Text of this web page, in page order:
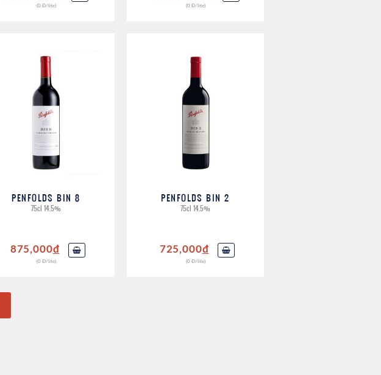
(0 Đ/lite) (0 Đ/lite)
PENFOLDS BIN 8
75cl 14.5%
875,000đ
(0 Đ/lite)
PENFOLDS BIN 2
75cl 14.5%
725,000đ
(0 Đ/lite)